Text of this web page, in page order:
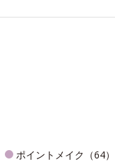
ポイントメイク（64）